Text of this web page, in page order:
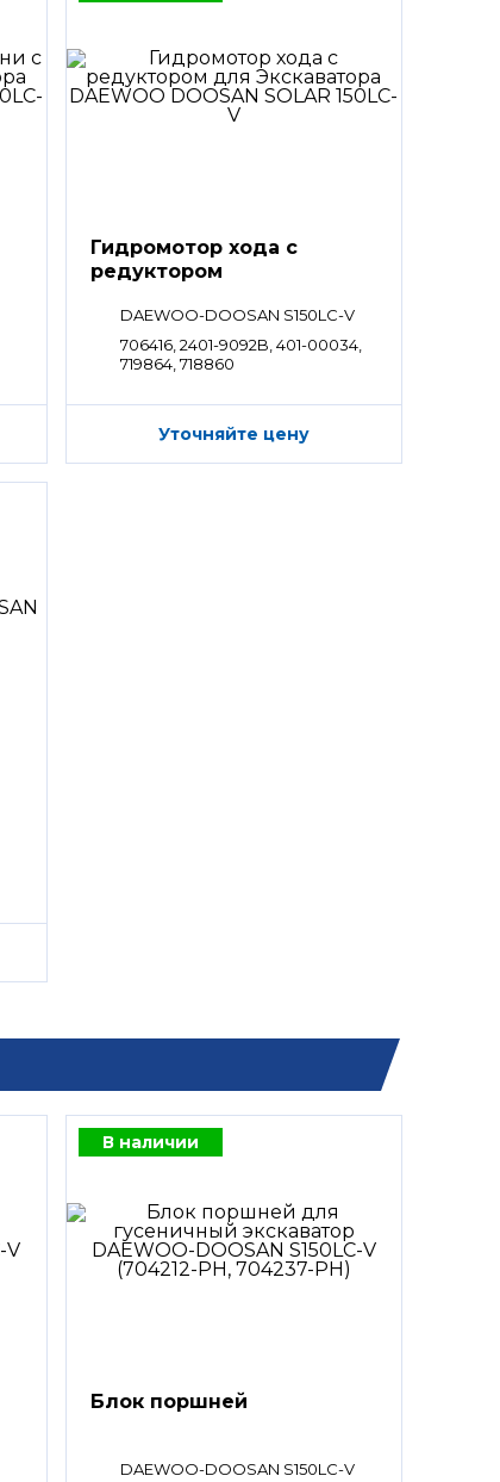
Гидромотор хода с
редуктором
DAEWOO-DOOSAN S150LC-V
706416, 2401-9092B, 401-00034,
719864, 718860
Уточняйте цену
В наличии
Блок поршней
DAEWOO-DOOSAN S150LC-V